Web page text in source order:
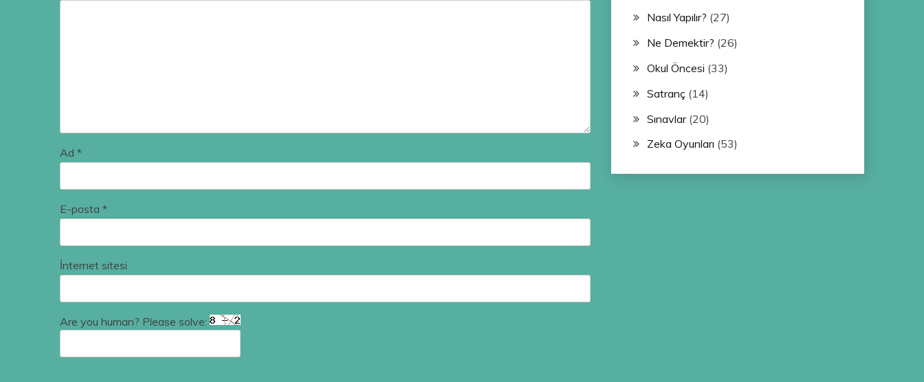
Ad *
E-posta *
İnternet sitesi
Are you human? Please solve:
Nasıl Yapılır? (27)
Ne Demektir? (26)
Okul Öncesi (33)
Satranç(14)
Sınavlar(20)
Zeka Oyunları (53)